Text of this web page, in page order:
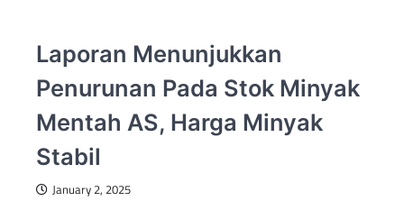
Laporan Menunjukkan
Penurunan Pada Stok Minyak
Mentah AS, Harga Minyak
Stabil
January 2, 2025